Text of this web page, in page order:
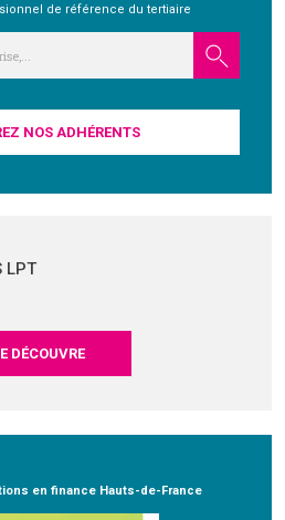
REJOINDRE
de référence du tertiaire
NOS ADHÉRENTS
LPT
DÉCOUVRE
en finance Hauts-de-France